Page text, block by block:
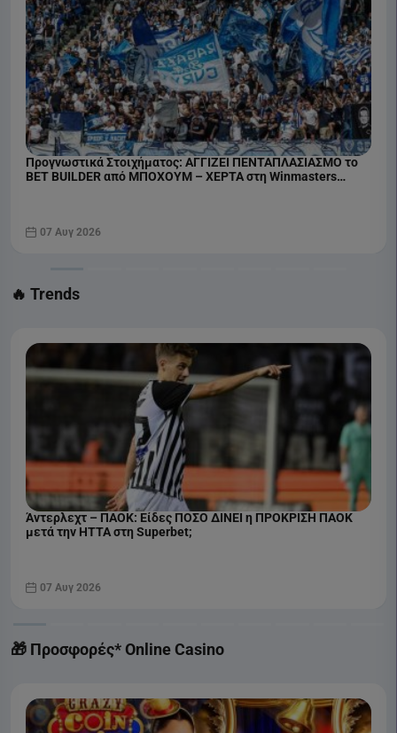
Προγνωστικά Στοιχήματος: ΑΓΓΙΖΕΙ ΠΕΝΤΑΠΛΑΣΙΑΣΜΟ το
BET BUILDER από ΜΠΟΧΟΥΜ – ΧΕΡΤΑ στη Winmasters
07 Αυγ 2026
🔥 Trends
Άντερλεχτ – ΠΑΟΚ: Είδες ΠΟΣΟ ΔΙΝΕΙ η ΠΡΟΚΡΙΣΗ ΠΑΟΚ
μετά την ΗΤΤΑ στη Superbet;
07 Αυγ 2026
🎁 Προσφορές* Online Casino